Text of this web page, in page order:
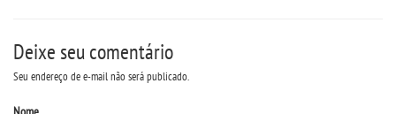
Deixe seu comentário
Seu endereço de e-mail não será publicado.